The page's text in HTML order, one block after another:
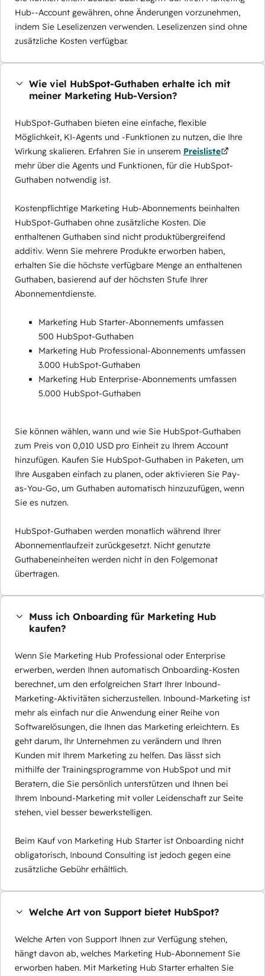
Hub--Account gewähren, ohne Änderungen vorzunehmen,
indem Sie Leselizenzen verwenden. Leselizenzen sind ohne
zusätzliche Kosten verfügbar.
Wie viel HubSpot-Guthaben erhalte ich mit
meiner Marketing Hub-Version?
HubSpot-Guthaben bieten eine einfache, flexible
Möglichkeit, KI-Agents und -Funktionen zu nutzen, die Ihre
Wirkung skalieren. Erfahren Sie in unserem Preisliste
mehr über die Agents und Funktionen, für die HubSpot-
Guthaben notwendig ist.
Kostenpflichtige Marketing Hub-Abonnements beinhalten
HubSpot-Guthaben ohne zusätzliche Kosten. Die
enthaltenen Guthaben sind nicht produktübergreifend
additiv. Wenn Sie mehrere Produkte erworben haben,
erhalten Sie die höchste verfügbare Menge an enthaltenen
Guthaben, basierend auf der höchsten Stufe Ihrer
Abonnementdienste.
Marketing Hub Starter-Abonnements umfassen
500 HubSpot-Guthaben
Marketing Hub Professional-Abonnements umfassen
3.000 HubSpot-Guthaben
Marketing Hub Enterprise-Abonnements umfassen
5.000 HubSpot-Guthaben
Sie können wählen, wann und wie Sie HubSpot-Guthaben
zum Preis von 0,010 USD pro Einheit zu Ihrem Account
hinzufügen. Kaufen Sie HubSpot-Guthaben in Paketen, um
Ihre Ausgaben einfach zu planen, oder aktivieren Sie Pay-
as-You-Go, um Guthaben automatisch hinzuzufügen, wenn
Sie es nutzen.
HubSpot-Guthaben werden monatlich während Ihrer
Abonnementlaufzeit zurückgesetzt. Nicht genutzte
Guthabeneinheiten werden nicht in den Folgemonat
übertragen.
Muss ich Onboarding für Marketing Hub
kaufen?
Wenn Sie Marketing Hub Professional oder Enterprise
erwerben, werden Ihnen automatisch Onboarding-Kosten
berechnet, um den erfolgreichen Start Ihrer Inbound-
Marketing-Aktivitäten sicherzustellen. Inbound-Marketing ist
mehr als einfach nur die Anwendung einer Reihe von
Softwarelösungen, die Ihnen das Marketing erleichtern. Es
geht darum, Ihr Unternehmen zu verändern und Ihren
Kunden mit Ihrem Marketing zu helfen. Das lässt sich
mithilfe der Trainingsprogramme von HubSpot und mit
Beratern, die Sie persönlich unterstützen und Ihnen bei
Ihrem Inbound-Marketing mit voller Leidenschaft zur Seite
stehen, viel besser bewerkstelligen.
Beim Kauf von Marketing Hub Starter ist Onboarding nicht
obligatorisch, Inbound Consulting ist jedoch gegen eine
zusätzliche Gebühr erhältlich.
Welche Art von Support bietet HubSpot?
Welche Arten von Support Ihnen zur Verfügung stehen,
hängt davon ab, welches Marketing Hub-Abonnement Sie
erworben haben. Mit Marketing Hub Starter erhalten Sie